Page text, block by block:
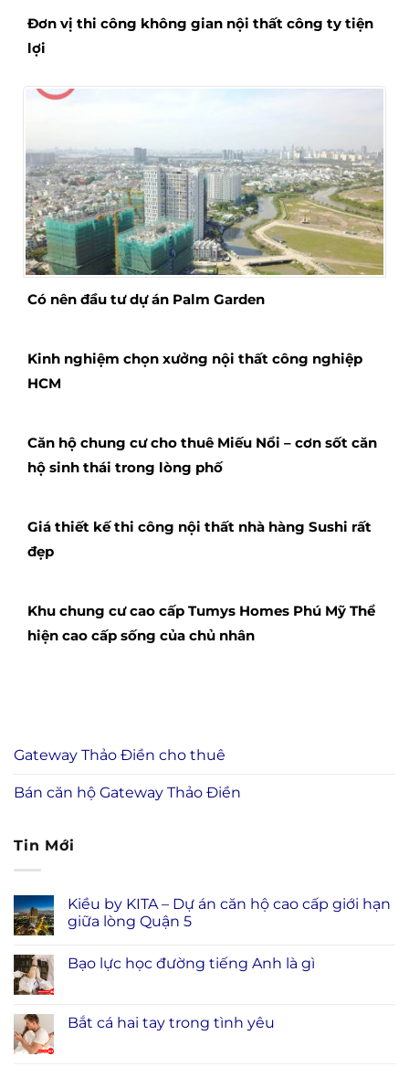
Đơn vị thi công không gian nội thất công ty tiện
lợi
Có nên đầu tư dự án Palm Garden
Kinh nghiệm chọn xưởng nội thất công nghiệp
HCM
Căn hộ chung cư cho thuê Miếu Nổi – cơn sốt căn
hộ sinh thái trong lòng phố
Giá thiết kế thi công nội thất nhà hàng Sushi rất
đẹp
Khu chung cư cao cấp Tumys Homes Phú Mỹ Thể
hiện cao cấp sống của chủ nhân
Gateway Thảo Điền cho thuê
Bán căn hộ Gateway Thảo Điền
Tin Mới
Kiều by KITA – Dự án căn hộ cao cấp giới hạn
giữa lòng Quận 5
Bạo lực học đường tiếng Anh là gì
Bắt cá hai tay trong tình yêu